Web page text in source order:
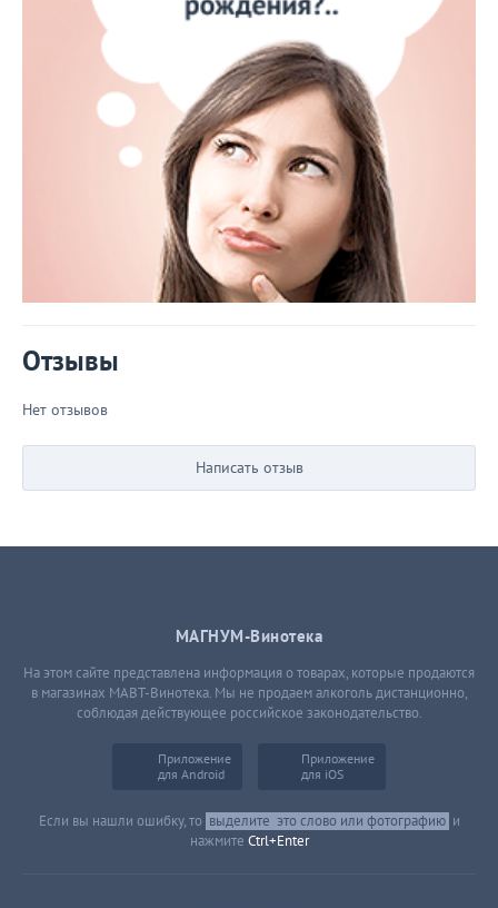
Отзывы
Нет отзывов
Написать отзыв
МАГНУМ-Винотека
На этом сайте представлена информация о товарах, которые продаются
в магазинах МАВТ-Винотека. Мы не продаем алкоголь дистанционно,
соблюдая действующее российское законодательство.
Приложение
для Android
Приложение
для iOS
Если вы нашли ошибку, то выделите это слово или фотографию и
нажмите Ctrl+Enter